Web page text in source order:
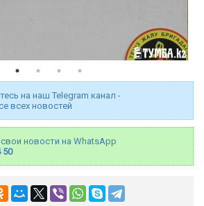
на наш Telegram канал -
всех новостей
новости на WhatsApp
50